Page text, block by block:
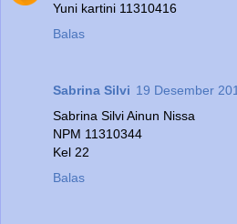
Yuni kartini 11310416
Balas
Sabrina Silvi 19 Desember
Sabrina Silvi Ainun Nissa
NPM 11310344
Kel 22
Balas